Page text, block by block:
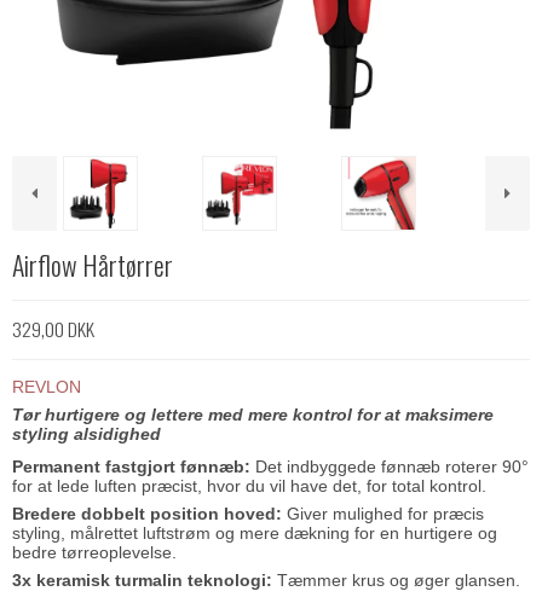
Airflow Hårtørrer
329,00 DKK
REVLON
Tør hurtigere og lettere med mere kontrol for at maksimere
styling alsidighed
Permanent fastgjort fønnæb: Det indbyggede fønnæb roterer 90°
for at lede luften præcist, hvor du vil have det, for total kontrol.
Bredere dobbelt position hoved: Giver mulighed for præcis
styling, målrettet luftstrøm og mere dækning for en hurtigere og
bedre tørreoplevelse.
3x keramisk turmalin teknologi: Tæmmer krus og øger glansen.